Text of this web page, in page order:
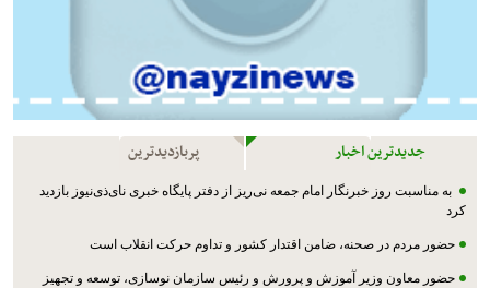
جدیدترین اخبار پربازدیدترین
به مناسبت روز خبرنگار امام جمعه نی‌ریز از دفتر پایگاه خبری نای‌ذی‌نیوز بازدید
کرد
حضور مردم در صحنه، ضامن اقتدار کشور و تداوم حرکت انقلاب است
حضور معاون وزیر آموزش و پرورش و رئیس سازمان نوسازی، توسعه و تجهیز